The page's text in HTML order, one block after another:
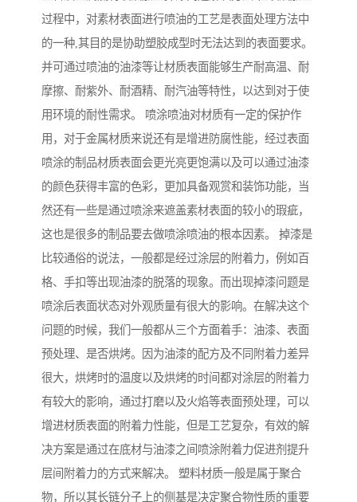
过程中，对素材表面进行喷油的工艺是表面处理方法中
的一种,其目的是协助塑胶成型时无法达到的表面要求。
并可通过喷油的油漆等让材质表面能够生产耐高温、耐
摩擦、耐紫外、耐酒精、耐汽油等特性，以达到对于使
用环境的耐性需求。 喷涂喷油对材质有一定的保护作
用，对于金属材质来说还有是增进防腐性能，经过表面
喷涂的制品材质表面会更光亮更饱满以及可以通过油漆
的颜色获得丰富的色彩，更加具备观赏和装饰功能，当
然还有一些是通过喷涂来遮盖素材表面的较小的瑕疵，
这也是很多的制品要去做喷涂喷油的根本因素。 掉漆是
比较通俗的说法，一般都是经过涂层的附着力，例如百
格、手扣等出现油漆的脱落的现象。而出现掉漆问题是
喷涂后表面状态对外观质量有很大的影响。在解决这个
问题的时候，我们一般都从三个方面着手：油漆、表面
预处理、是否烘烤。因为油漆的配方及不同附着力差异
很大，烘烤时的温度以及烘烤的时间都对涂层的附着力
有较大的影响，通过打磨以及火焰等表面预处理，可以
增进材质表面的附着力性能，但是工艺复杂，有效的解
决方案是通过在底材与油漆之间喷涂附着力促进剂提升
层间附着力的方式来解决。 塑料材质一般是属于聚合
物，所以其长链分子上的侧基是决定聚合物性质的重要